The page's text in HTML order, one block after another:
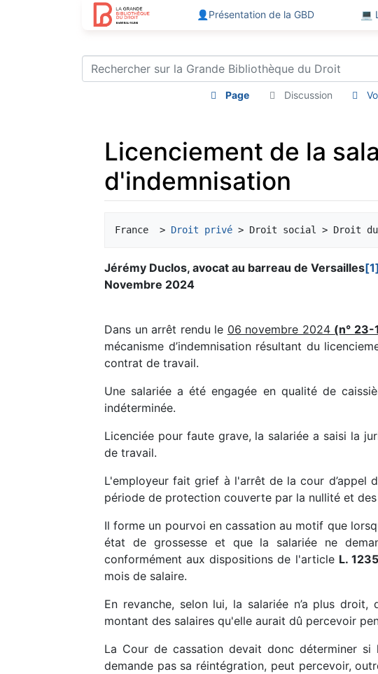
👤Présentation de la GBD 💻
Page Discussion
Licenciement de la
d'indemnisation
France  > Droit privé
Jérémy Duclos, avocat au barreau de Versailles[1]
Novembre 2024
Dans un arrêt rendu le 06 novembre 2024 (n° 23-
mécanisme d’indemnisation résultant du
contrat de travail.
Une salariée a été engagée en qualité de
indéterminée.
Licenciée pour faute grave, la salariée a saisi la
de travail.
L'employeur fait grief à l'arrêt de la cour d’appel
période de protection couverte par la nullité et
Il forme un pourvoi en cassation au motif que
état de grossesse et que la salariée ne
conformément aux dispositions de l'article L.
mois de salaire.
En revanche, selon lui, la salariée n’a plus
montant des salaires qu'elle aurait dû percevoir
La Cour de cassation devait donc déterminer si
demande pas sa réintégration, peut percevoir,